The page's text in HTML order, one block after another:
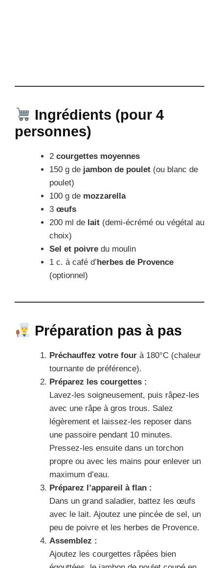
Ingrédients (pour 4
personnes)
2 courgettes moyennes
150 g de jambon de poulet (ou blanc de
poulet)
100 g de mozzarella
3 œufs
200 ml de lait (demi-écrémé ou végétal au
choix)
Sel et poivre du moulin
1 c. à café d’herbes de Provence
(optionnel)
Préparation pas à pas
Préchauffez votre four à 180°C (chaleur
tournante de préférence).
Préparez les courgettes :
Lavez-les soigneusement, puis râpez-les
avec une râpe à gros trous. Salez
légèrement et laissez-les reposer dans
une passoire pendant 10 minutes.
Pressez-les ensuite dans un torchon
propre ou avec les mains pour enlever un
maximum d’eau.
Préparez l’appareil à flan :
Dans un grand saladier, battez les œufs
avec le lait. Ajoutez une pincée de sel, un
peu de poivre et les herbes de Provence.
Assemblez :
Ajoutez les courgettes râpées bien